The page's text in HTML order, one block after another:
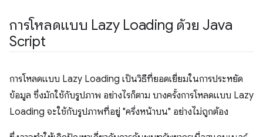
การโหลดแบบ Lazy Loading ด้วย Java
Script
การโหลดแบบ Lazy Loading เป็นวิธีที่ยอดเยี่ยมในการประหยัด
ข้อมูล ซึ่งมักใช้กับรูปภาพ อย่างไรก็ตาม บางครั้งการโหลดแบบ Lazy
Loading จะใช้กับรูปภาพที่อยู่ "ครึ่งหน้าบน" อย่างไม่ถูกต้อง